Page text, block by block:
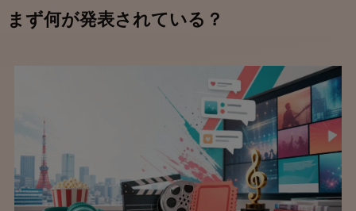
まず何が発表されている？